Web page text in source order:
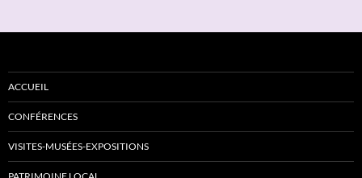
ACCUEIL
CONFÉRENCES
VISITES-MUSÉES-EXPOSITIONS